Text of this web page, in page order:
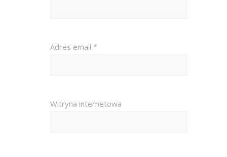
Adres email *
Witryna internetowa